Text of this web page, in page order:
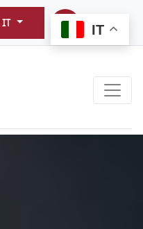
IT IT